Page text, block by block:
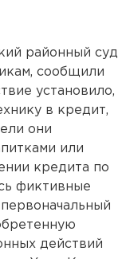
районный суд
сообщили
установило,
в кредит,
они
или
кредита по
фиктивные
действий